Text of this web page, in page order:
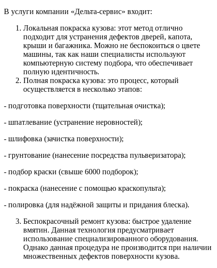
В услуги компании «Дельта-сервис» входит:
Локальная покраска кузова: этот метод отлично
подходит для устранения дефектов дверей, капота,
крыши и багажника. Можно не беспокоиться о цвете
машины, так как наши специалисты используют
компьютерную систему подбора, что обеспечивает
полную идентичность.
Полная покраска кузова: это процесс, который
осуществляется в несколько этапов:
- подготовка поверхности (тщательная очистка);
- шпатлевание (устранение неровностей);
- шлифовка (зачистка поверхности);
- грунтование (нанесение посредства пульверизатора);
- подбор краски (свыше 6000 подборок);
- покраска (нанесение с помощью краскопульта);
- полировка (для надёжной защиты и придания блеска).
Беспокрасочный ремонт кузова: быстрое удаление
вмятин. Данная технология предусматривает
использование специализированного оборудования.
Однако данная процедура не производится при наличии
множественных дефектов поверхности кузова.